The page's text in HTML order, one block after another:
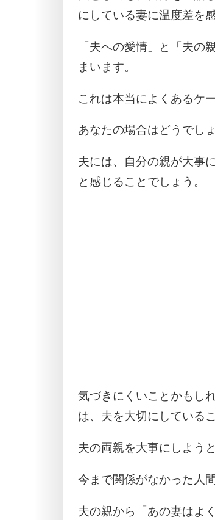
にしている妻に温度差を
「夫への愛情」と「夫の
まいます。
これは本当によくあるケ
あなたの場合はどうでしょ
夫には、自分の親が大事
と感じることでしょう。
気づきにくいことかもし
は、夫を大切にしている
夫の両親を大事にしよう
今まで関係がなかった人
夫の親から「あの妻はよ